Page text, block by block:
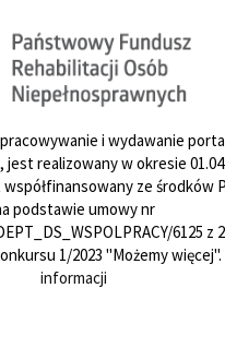
i wydawanie
jest realizowany w okresie
współfinansowany ze środków
podstawie umowy nr
6125 z
1/2023 "Możemy więcej".
informacji